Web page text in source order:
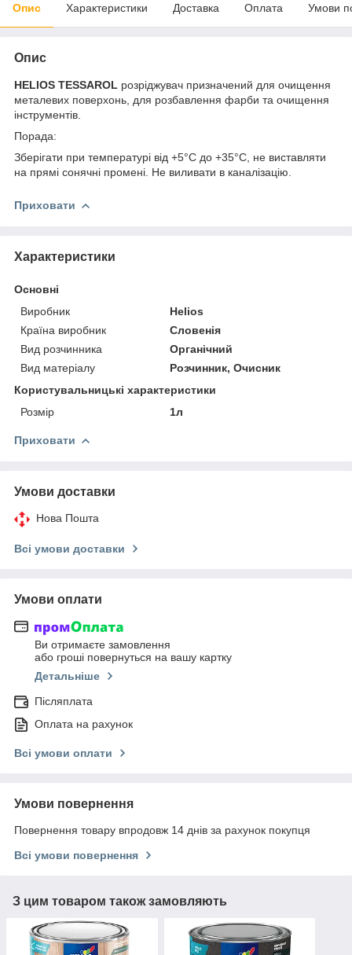
Опис Характеристики Доставка Оплата Умови
Опис
HELIOS TESSAROL розріджувач призначений для очищення
металевих поверхонь, для розбавлення фарби та очищення
інструментів.
Порада:
Зберігати при температурі від +5°C до +35°C, не виставляти
на прямі сонячні промені. Не виливати в каналізацію.
Приховати
Характеристики
Основні
Виробник
Helios
Країна виробник
Словенія
Вид розчинника
Органічний
Вид матеріалу
Розчинник, Очисник
Користувальницькі характеристики
Розмір
1л
Приховати
Умови доставки
Нова Пошта
Всі умови доставки
Умови оплати
Ви отримаєте замовлення
або гроші повернуться на вашу картку
Детальніше
Післяплата
Оплата на рахунок
Всі умови оплати
Умови повернення
Повернення товару впродовж 14 днів за рахунок покупця
Всі умови повернення
З цим товаром також замовляють